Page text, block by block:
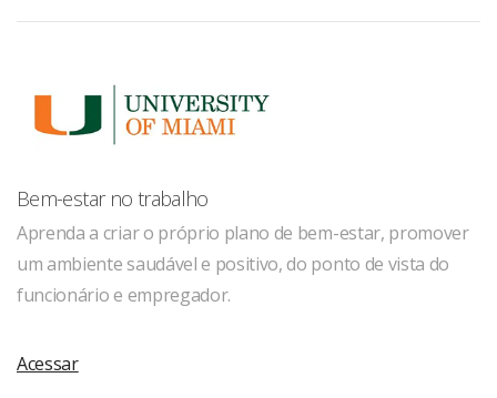
Bem-estar no trabalho
Aprenda a criar o próprio plano de bem-estar, promover
um ambiente saudável e positivo, do ponto de vista do
funcionário e empregador.
Acessar